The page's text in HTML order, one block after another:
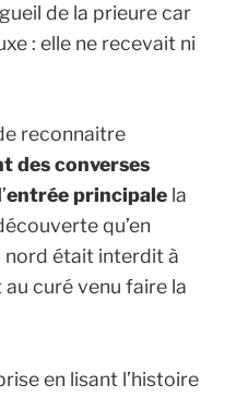
de la prieure car
: elle ne recevait ni
reconnaitre
des converses
entrée principale la
qu’en
nord était interdit à
au curé venu faire la
en lisant l’histoire